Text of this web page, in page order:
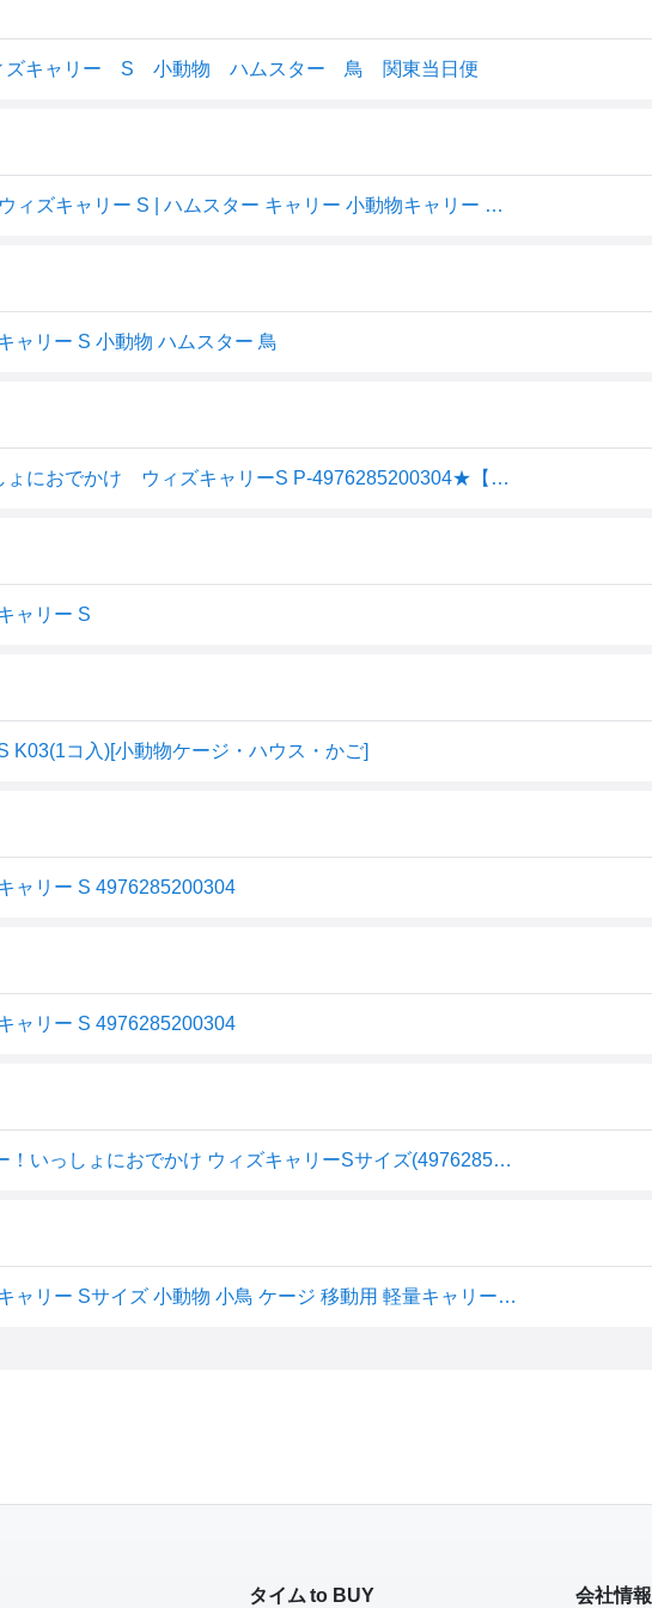
ズキャリー S 小動物 ハムスター 鳥 関東当日便
◇三晃商会 K03 いっしょにおでかけ ウィズキャリー S | ハムスター キャリー 小動物キャリー 鳥 キャリー 軽量キャリー お出かけキャリー ペットキャリー 通院キャリー キャリーバッグ 移動キャリー 透明キャリー 小鳥キャリー お掃除キャリー 深型キャリー
ャリー S 小動物 ハムスター 鳥
三晃商会【ペット用品】 K03 いっしょにおでかけ ウィズキャリーS P-4976285200304★【K03】
ャリー S
K03(1コ入)[小動物ケージ・ハウス・かご]
ャリー S 4976285200304
ャリー S 4976285200304
三晃商会 ハムスター・小鳥用キャリー！いっしょにおでかけ ウィズキャリーSサイズ(4976285200304)
三晃商会 いっしょにおでかけ ウィズキャリー Sサイズ 小動物 小鳥 ケージ 移動用 軽量キャリー おでかけ 通院 お掃除
タイム to BUY 会社情報